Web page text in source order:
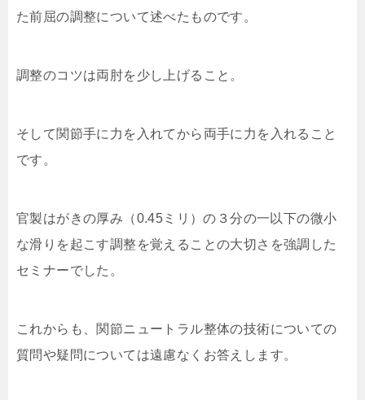
た前屈の調整について述べたものです。
調整のコツは両肘を少し上げること。
そして関節手に力を入れてから両手に力を入れること
です。
官製はがきの厚み（0.45ミリ）の３分の一以下の微小
な滑りを起こす調整を覚えることの大切さを強調した
セミナーでした。
これからも、関節ニュートラル整体の技術についての
質問や疑問については遠慮なくお答えします。